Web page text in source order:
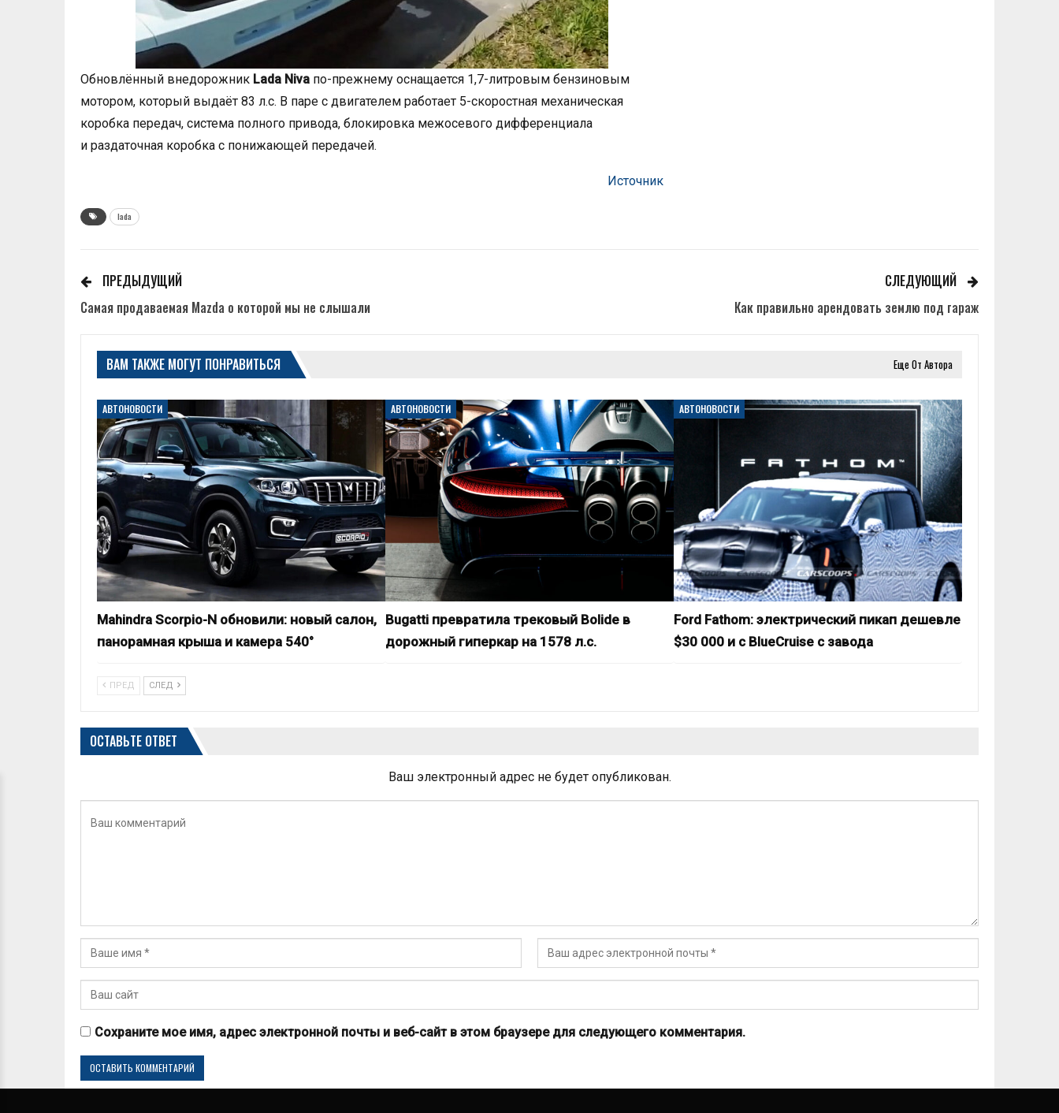
Обновлённый внедорожник Lada Niva по-прежнему оснащается 1,7-литровым бензиновым
мотором, который выдаёт 83 л.с. В паре с двигателем работает 5-скоростная механическая
коробка передач, система полного привода, блокировка межосевого дифференциала
и раздаточная коробка с понижающей передачей.
Источник
lada
ПРЕДЫДУЩИЙ
Самая продаваемая Mazda о которой мы не слышали
СЛЕДУЮЩИЙ
Как правильно арендовать землю под гараж
ВАМ ТАКЖЕ МОГУТ ПОНРАВИТЬСЯ Еще От Автора
АВТОНОВОСТИ
Mahindra Scorpio-N обновили: новый салон,
панорамная крыша и камера 540°
АВТОНОВОСТИ
Bugatti превратила трековый Bolide в
дорожный гиперкар на 1578 л.с.
АВТОНОВОСТИ
Ford Fathom: электрический пикап дешевле
$30 000 и с BlueCruise с завода
ПРЕД СЛЕД
ОСТАВЬТЕ ОТВЕТ
Ваш электронный адрес не будет опубликован.
Сохраните мое имя, адрес электронной почты и веб-сайт в этом браузере для следующего комментария.